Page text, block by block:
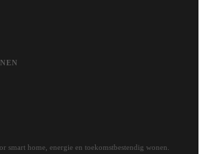
smart home, energie en toekomstbestendig wonen.